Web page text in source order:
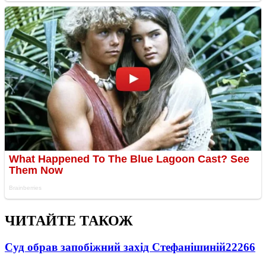
ЧИТАЙТЕ ТАКОЖ
Суд обрав запобіжний захід Стефанішиній22266